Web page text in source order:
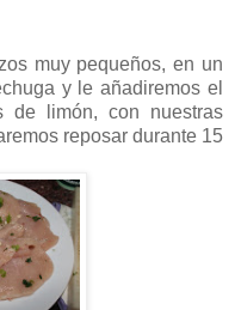
muy pequeños, en un
y le añadiremos el
limón, con nuestras
reposar durante 15